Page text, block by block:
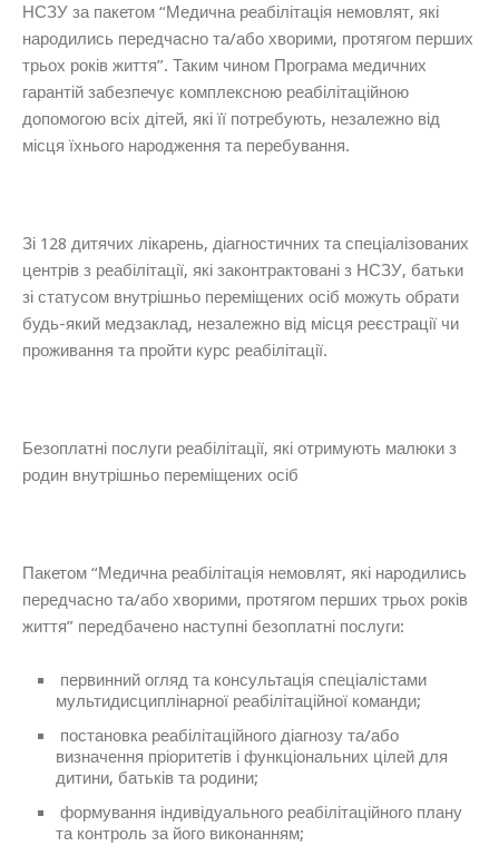
НСЗУ за пакетом “Медична реабілітація немовлят, які
народились передчасно та/або хворими, протягом перших
трьох років життя”. Таким чином Програма медичних
гарантій забезпечує комплексною реабілітаційною
допомогою всіх дітей, які її потребують, незалежно від
місця їхнього народження та перебування.
Зі 128 дитячих лікарень, діагностичних та спеціалізованих
центрів з реабілітації, які законтрактовані з НСЗУ, батьки
зі статусом внутрішньо переміщених осіб можуть обрати
будь-який медзаклад, незалежно від місця реєстрації чи
проживання та пройти курс реабілітації.
Безоплатні послуги реабілітації, які отримують малюки з
родин внутрішньо переміщених осіб
Пакетом “Медична реабілітація немовлят, які народились
передчасно та/або хворими, протягом перших трьох років
життя” передбачено наступні безоплатні послуги:
первинний огляд та консультація спеціалістами
мультидисциплінарної реабілітаційної команди;
постановка реабілітаційного діагнозу та/або
визначення пріоритетів і функціональних цілей для
дитини, батьків та родини;
формування індивідуального реабілітаційного плану
та контроль за його виконанням;